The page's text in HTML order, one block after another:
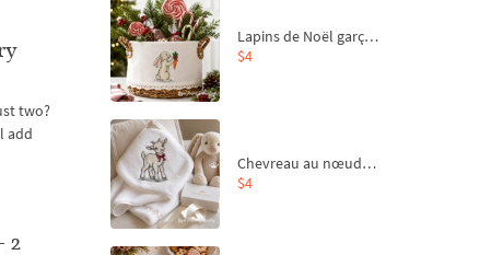
two?
add
2
Lapins de Noël garçon et fille - 4 tailles
$4
Chevreau au nœud rouge – broderie machine, 4 tailles
$4